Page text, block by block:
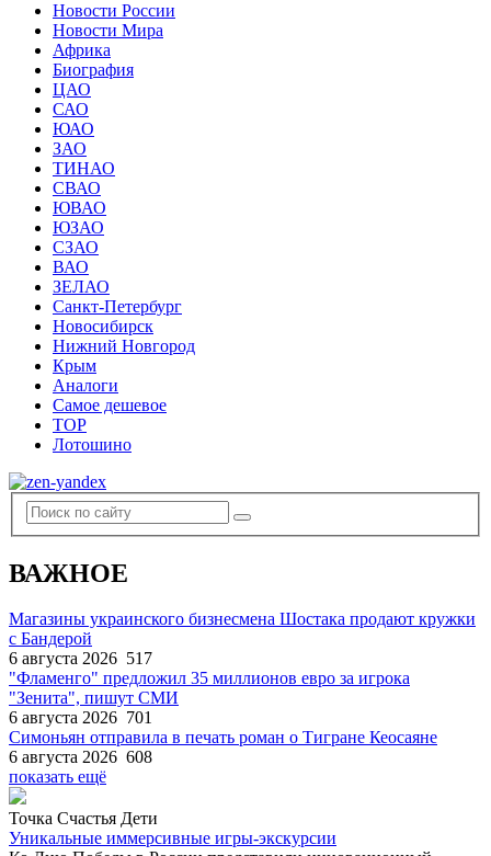
Новости России
Новости Мира
Африка
Биография
ЦАО
САО
ЮАО
ЗАО
ТИНАО
СВАО
ЮВАО
ЮЗАО
СЗАО
ВАО
ЗЕЛАО
Санкт-Петербург
Новосибирск
Нижний Новгород
Крым
Аналоги
Самое дешевое
TOP
Лотошино
ВАЖНОЕ
Магазины украинского бизнесмена Шостака продают кружки
с Бандерой
6 августа 2026 517
"Фламенго" предложил 35 миллионов евро за игрока
"Зенита", пишут СМИ
6 августа 2026 701
Симоньян отправила в печать роман о Тигране Кеосаяне
6 августа 2026 608
показать ещё
Точка Счастья Дети
Уникальные иммерсивные игры-экскурсии